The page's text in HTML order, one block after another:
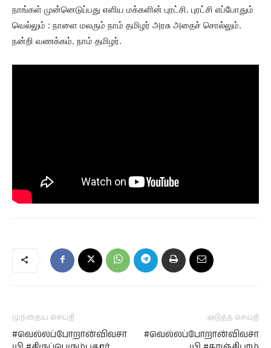
நாங்கள் முன்னெடுப்பது எளிய மக்களின் புரட்சி. புரட்சி எப்போதும்
வெல்லும் : நாளை மலரும் நாம் தமிழர் அரசு அதைச் சொல்லும்.
நன்றி வணக்கம். நாம் தமிழர்.
முந்தைய செய்தி
#வெல்லப்போறான்விவசா
அடுத்த செய்தி
#வெல்லப்போறான்விவசா